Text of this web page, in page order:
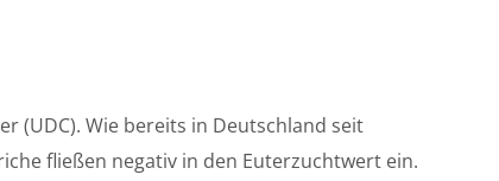
(UDC). Wie bereits in Deutschland seit
fließen negativ in den Euterzuchtwert ein.